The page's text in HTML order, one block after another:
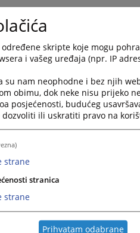
skripte koje mogu
i vašeg uređaja (npr. IP
su nam neophodne i bez njih
obimu, dok neke nisu prijeko
posjećenosti, budućeg
dozvoliti ili uskratiti pravo na
strane
stranica
strane
Prihvatam odabrane